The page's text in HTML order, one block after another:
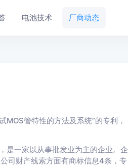
电池技术 厂商动态
管特性的方法及系统”的专利，
是一家以从事批发业为主的企业。企
司财产线索方面有商标信息4条，专